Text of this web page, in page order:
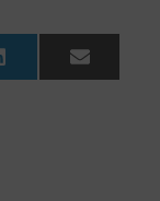
LinkedIn Email